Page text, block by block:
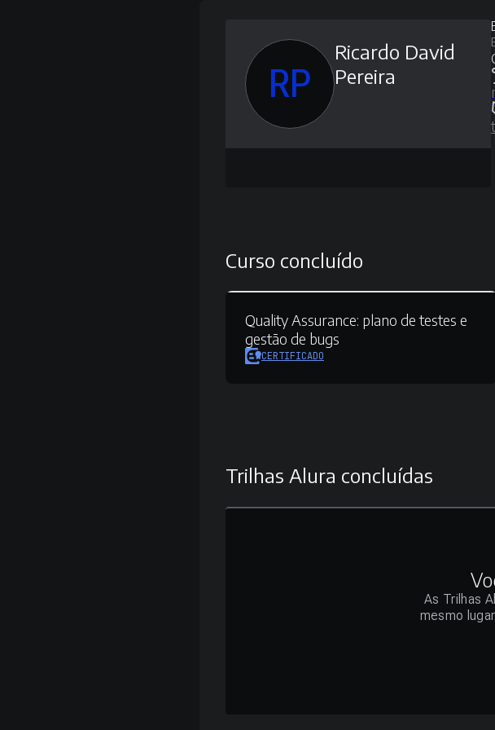
RP
Ricardo David
Pereira
Curso concluído
Quality Assurance: plano de testes e
gestão de bugs
CERTIFICADO
Trilhas Alura concluídas
As Trilhas
mesmo